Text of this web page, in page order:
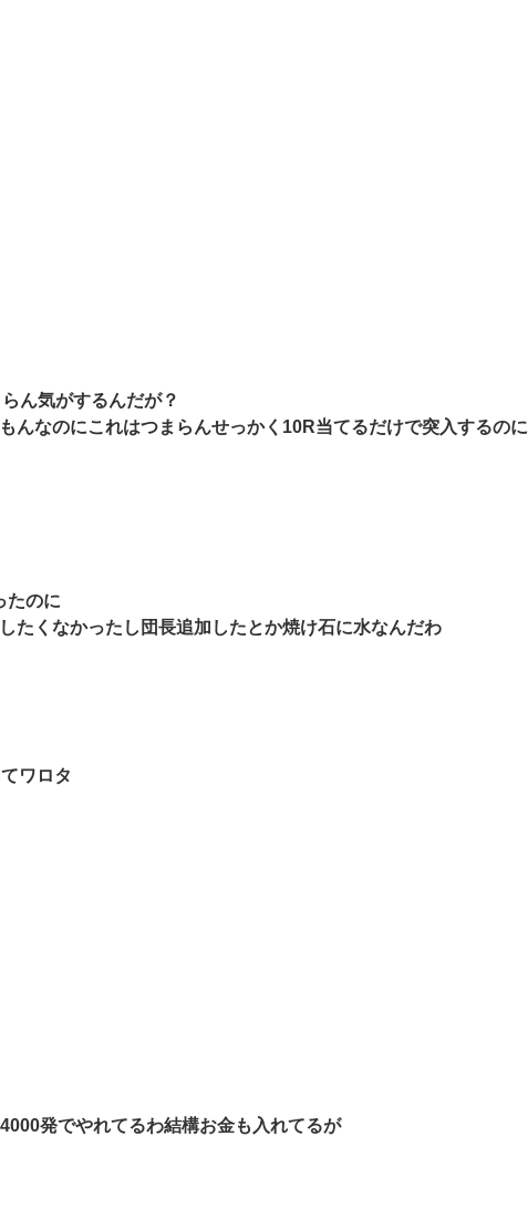
ん気がするんだが？
んなのにこれはつまらんせっかく10R当てるだけで突入するのに
たのに
たくなかったし団長追加したとか焼け石に水なんだわ
ワロタ
発でやれてるわ結構お金も入れてるが